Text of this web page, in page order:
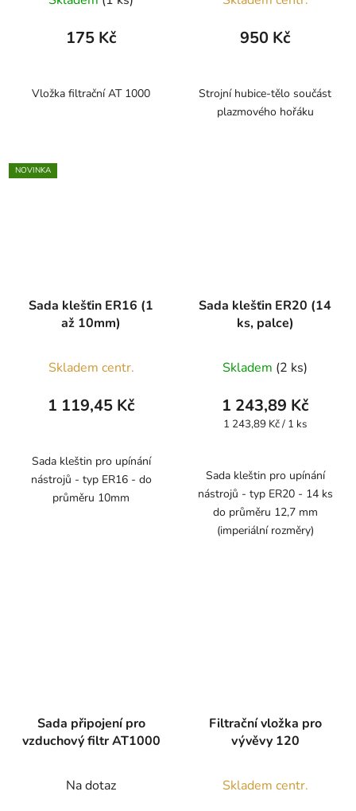
175 Kč
Vložka filtrační AT 1000
950 Kč
Strojní hubice-tělo součást
plazmového hořáku
NOVINKA
Sada klešťin ER16 (1
až 10mm)
Skladem centr.
1 119,45 Kč
Sada kleštin pro upínání
nástrojů - typ ER16 - do
průměru 10mm
Sada klešťin ER20 (14
ks, palce)
Skladem (2 ks)
1 243,89 Kč
Měrná
1 243,89 Kč / 1 ks
Sada kleštin pro upínání
nástrojů - typ ER20 - 14 ks
do průměru 12,7 mm
(imperiální rozměry)
Sada připojení pro
vzduchový filtr AT1000
Na dotaz
Filtrační vložka pro
vývěvy 120
Skladem centr.